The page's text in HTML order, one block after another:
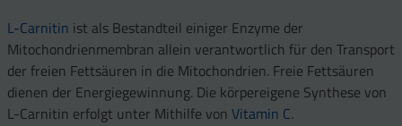
L-Carnitin ist als Bestandteil einiger Enzyme der
Mitochondrienmembran allein verantwortlich für den Transport
der freien Fettsäuren in die Mitochondrien. Freie Fettsäuren
dienen der Energiegewinnung. Die körpereigene Synthese von
L-Carnitin erfolgt unter Mithilfe von Vitamin C.